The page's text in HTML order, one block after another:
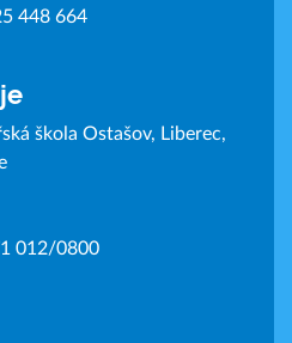
448 664
škola Ostašov, Liberec,
012/0800